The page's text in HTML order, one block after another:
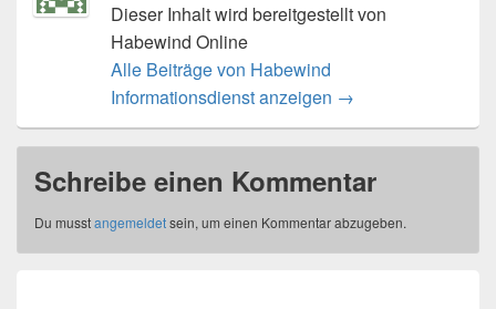
Dieser Inhalt wird bereitgestellt von
Habewind Online
Alle Beiträge von Habewind
Informationsdienst anzeigen →
Schreibe einen Kommentar
Du musstangemeldetsein, um einen Kommentar abzugeben.